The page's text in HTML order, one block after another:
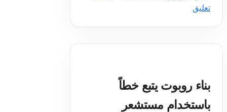
تعليق
بناء روبوت يتبع خطاً
باستخدام مستشعر